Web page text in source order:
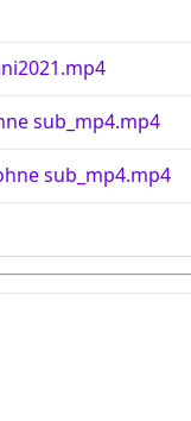
sub_mp4.mp4
sub_mp4.mp4